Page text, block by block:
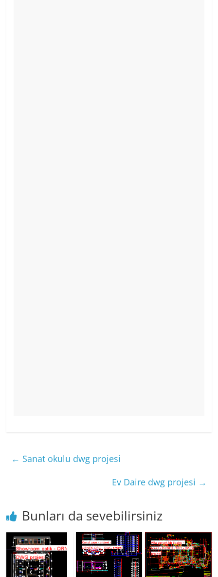
← Sanat okulu dwg projesi
Ev Daire dwg projesi →
Bunları da sevebilirsiniz